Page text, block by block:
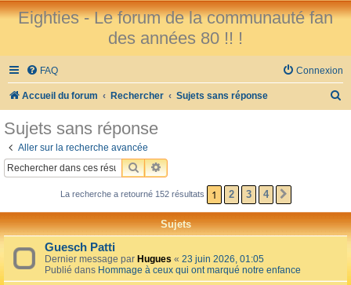
Eighties - Le forum de la communauté fan
des années 80 !! !
FAQ Connexion
Accueil du forum Rechercher Sujets sans réponse
h
r
Sujets sans réponse
Aller sur la recherche avancée
RECHERCHER
RECHERCHE AVANCÉE
La recherche a retourné 152 résultats 1 2 3 4
Sujets
Guesch Patti
Dernier message par Hugues « 23 juin 2026, 01:05
Publié dans Hommage à ceux qui ont marqué notre enfance